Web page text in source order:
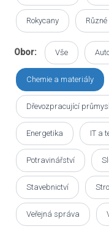
Rokycany Různé
Obor: Vše
Chemie a materiály
Dřevozpracující průmysl
Energetika IT a
Potravinářství
Stavebnictví
Veřejná správa